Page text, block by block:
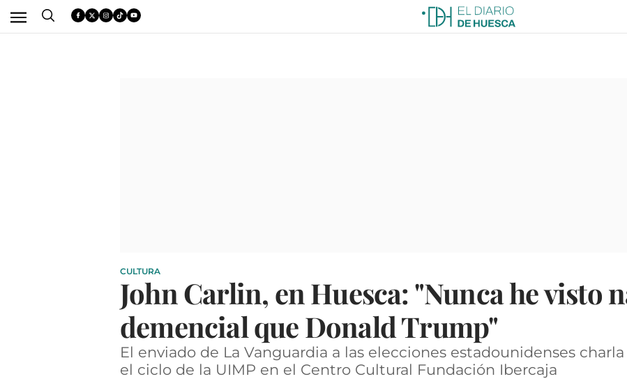
CULTURA
John Carlin, en Huesca: "Nunca he visto
demencial que Donald Trump"
El enviado de La Vanguardia a las elecciones estadounidenses
el ciclo de la UIMP en el Centro Cultural Fundación Ibercaja